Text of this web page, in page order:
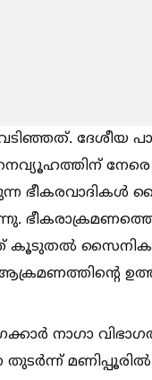
ദേശീയ
നേരെ
ഭീകരാക്രമണത്തെ
കൂടുതല്‍
നാഗാ
തുടർന്ന്